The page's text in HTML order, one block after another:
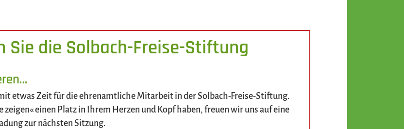
Sie die Solbach-Freise-Stiftung
etwas Zeit für die ehrenamtliche Mitarbeit in der Solbach-Freise-Stiftung.
einen Platz in Ihrem Herzen und Kopf haben, freuen wir uns auf eine
zur nächsten Sitzung.